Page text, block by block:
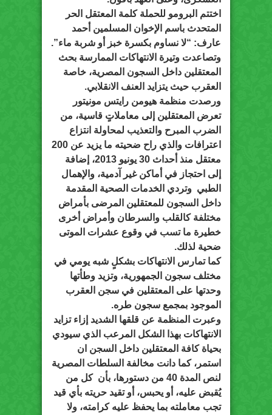
اختتم البرومو للحملة كلمة المعتقل الحر
المتحدث باسم الإخوان المسلمين أحمد
عارف: “لا نساوم بكسرة خبز أو شربة ماء”.
وتصاعدت وتيرة الانتهاكات الممارسة بحث
المعتقلين داخل السجون المصرية، خاصة
العقرب حيث يتزايد العنف الانقلابي.
ورصدت منظمة هيومن رايتس مونيتور
تعرض المعتقلين إلى معاملاتٍ قاسية، من
الضرب المبرح والتعذيب لمحاولة انتزاع
اعترافات والذي راح ضحيته ما يزيد عن 200
معتقل منذ أحداث 30 يونيو 2013، إضافة
إلى احتجاز في أماكن غير آدمية، والإهمال
الطبي وتردي الخدمات الصحية المقدمة
داخل السجون للمعتقلين المرضى بأمراض
مختلفة كالقلب والسرطان وأمراض أخرى
خطيرة ما تسب في وقوع عشرات الموتى
ضحية لذلك.
كما تمارس الانتهاكات بشكلٍ شبه يومي في
مختلف سجون الجمهورية، وتزيد وطأتها
وحدتها على المعتقلين في سجن العقرب
الموجود بمجمع سجون طره.
وعبرت المنظمة عن قلقها الشديد إزاء تزايد
الانتهاكات بهذا الشكل المرعب الذي سيودي
بحياة كافة المعتقلين داخل السجن ان
استمر، كما دانت مخالفة السلطات المصرية
لنص المدة 40 من دستورها، بأن كل من
يُقبض عليه، أو يحبس، أو تقيد حريته بأي قيد
تجب معاملته بما يحفظ عليه كرامته، ولا